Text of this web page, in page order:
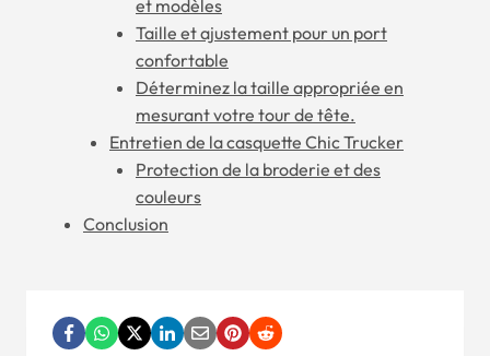
et modèles
Taille et ajustement pour un port
confortable
Déterminez la taille appropriée en
mesurant votre tour de tête.
Entretien de la casquette Chic Trucker
Protection de la broderie et des
couleurs
Conclusion